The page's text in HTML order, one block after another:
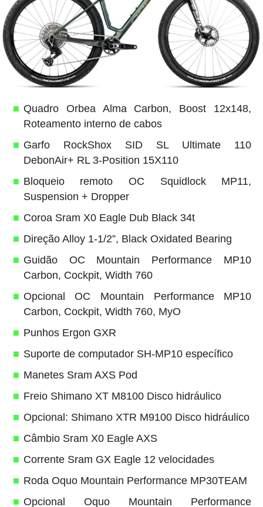
Quadro Orbea Alma Carbon, Boost 12x148,
Roteamento interno de cabos
Garfo RockShox SID SL Ultimate 110
DebonAir+ RL 3-Position 15X110
Bloqueio remoto OC Squidlock MP11,
Suspension + Dropper
Coroa Sram X0 Eagle Dub Black 34t
Direção Alloy 1-1/2”, Black Oxidated Bearing
Guidão OC Mountain Performance MP10
Carbon, Cockpit, Width 760
Opcional OC Mountain Performance MP10
Carbon, Cockpit, Width 760, MyO
Punhos Ergon GXR
Suporte de computador SH-MP10 específico
Manetes Sram AXS Pod
Freio Shimano XT M8100 Disco hidráulico
Opcional: Shimano XTR M9100 Disco hidráulico
Câmbio Sram X0 Eagle AXS
Corrente Sram GX Eagle 12 velocidades
Roda Oquo Mountain Performance MP30TEAM
Opcional Oquo Mountain Performance